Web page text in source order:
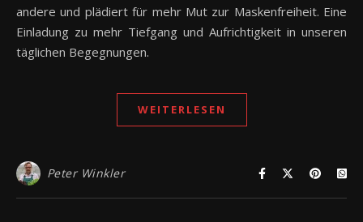
andere und plädiert für mehr Mut zur Maskenfreiheit. Eine
Einladung zu mehr Tiefgang und Aufrichtigkeit in unseren
täglichen Begegnungen.
WEITERLESEN
Peter Winkler